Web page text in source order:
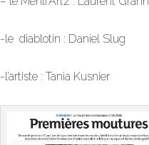
-le diablotin : Daniel Slug
-l’artiste : Tania Kusnier